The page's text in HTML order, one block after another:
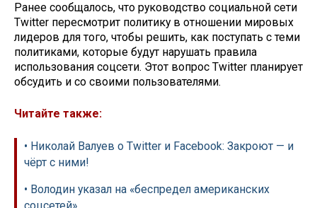
Ранее сообщалось, что руководство социальной сети
Twitter пересмотрит политику в отношении мировых
лидеров для того, чтобы решить, как поступать с теми
политиками, которые будут нарушать правила
использования соцсети. Этот вопрос Twitter планирует
обсудить и со своими пользователями.
Читайте также:
• Николай Валуев о Twitter и Facebook: Закроют — и
чёрт с ними!
• Володин указал на «беспредел американских